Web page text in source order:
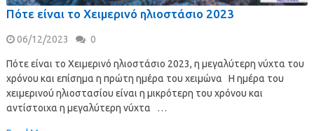
Πότε είναι το Χειμερινό ηλιοστάσιο 2023
06/12/2023 0
Πότε είναι το Χειμερινό ηλιοστάσιο 2023, η μεγαλύτερη νύχτα του
χρόνου και επίσημα η πρώτη ημέρα του χειμώνα Η ημέρα του
χειμερινού ηλιοστασίου είναι η μικρότερη του χρόνου και
αντίστοιχα η μεγαλύτερη νύχτα …